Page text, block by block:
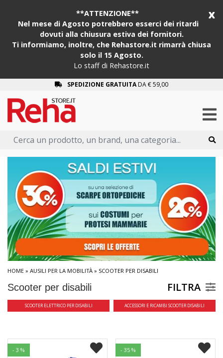
x
**ATTENZIONE**
Nel mese di Agosto potrebbero esserci dei ritardi
dovuti alla chiusura estiva dei fornitori.
Ti informiamo, inoltre, che Rehastore.it rimarrà chiusa
solo il 15 Agosto.
Lo staff di Rehastore.it
SPEDIZIONE GRATUITADA € 59,00
HOME » AUSILI PER LA MOBILITÀ » SCOOTER PER DISABILI
Scooter per disabili FILTRA
SCOOTER ELETTRICO PER DISABILI ACCESSORI E RICAMBI SCOOTER DISABILI
- 3 % - 35 %